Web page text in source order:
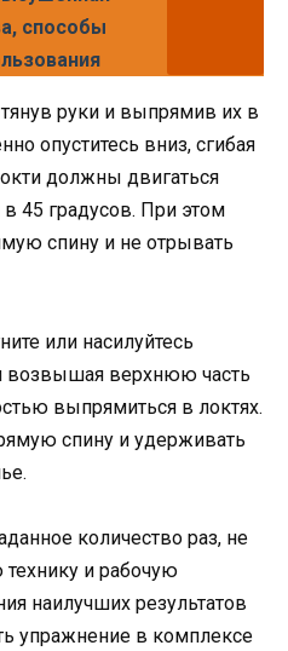
способы
руки и выпрямив их в
опуститесь вниз, сгибая
должны двигаться
45 градусов. При этом
спину и не отрывать
или насилуйтесь
возвышая верхнюю часть
выпрямиться в локтях.
спину и удерживать
количество раз, не
и рабочую
наилучших результатов
упражнение в комплексе